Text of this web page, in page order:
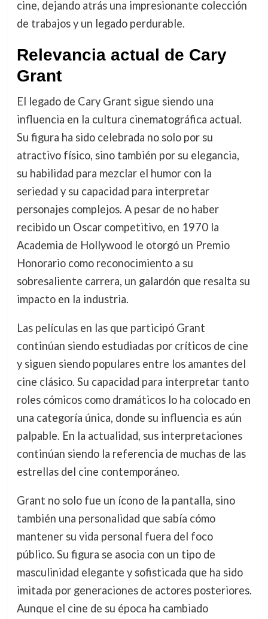
cine, dejando atrás una impresionante colección
de trabajos y un legado perdurable.
Relevancia actual de Cary
Grant
El legado de Cary Grant sigue siendo una
influencia en la cultura cinematográfica actual.
Su figura ha sido celebrada no solo por su
atractivo físico, sino también por su elegancia,
su habilidad para mezclar el humor con la
seriedad y su capacidad para interpretar
personajes complejos. A pesar de no haber
recibido un Oscar competitivo, en 1970 la
Academia de Hollywood le otorgó un Premio
Honorario como reconocimiento a su
sobresaliente carrera, un galardón que resalta su
impacto en la industria.
Las películas en las que participó Grant
continúan siendo estudiadas por críticos de cine
y siguen siendo populares entre los amantes del
cine clásico. Su capacidad para interpretar tanto
roles cómicos como dramáticos lo ha colocado en
una categoría única, donde su influencia es aún
palpable. En la actualidad, sus interpretaciones
continúan siendo la referencia de muchas de las
estrellas del cine contemporáneo.
Grant no solo fue un ícono de la pantalla, sino
también una personalidad que sabía cómo
mantener su vida personal fuera del foco
público. Su figura se asocia con un tipo de
masculinidad elegante y sofisticada que ha sido
imitada por generaciones de actores posteriores.
Aunque el cine de su época ha cambiado